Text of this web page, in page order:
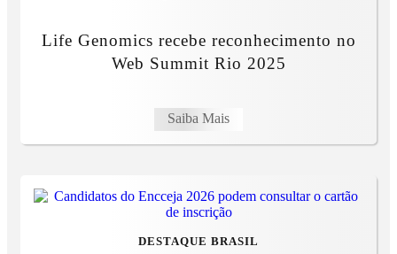
Life Genomics recebe reconhecimento no
Web Summit Rio 2025
Saiba Mais
DESTAQUE BRASIL